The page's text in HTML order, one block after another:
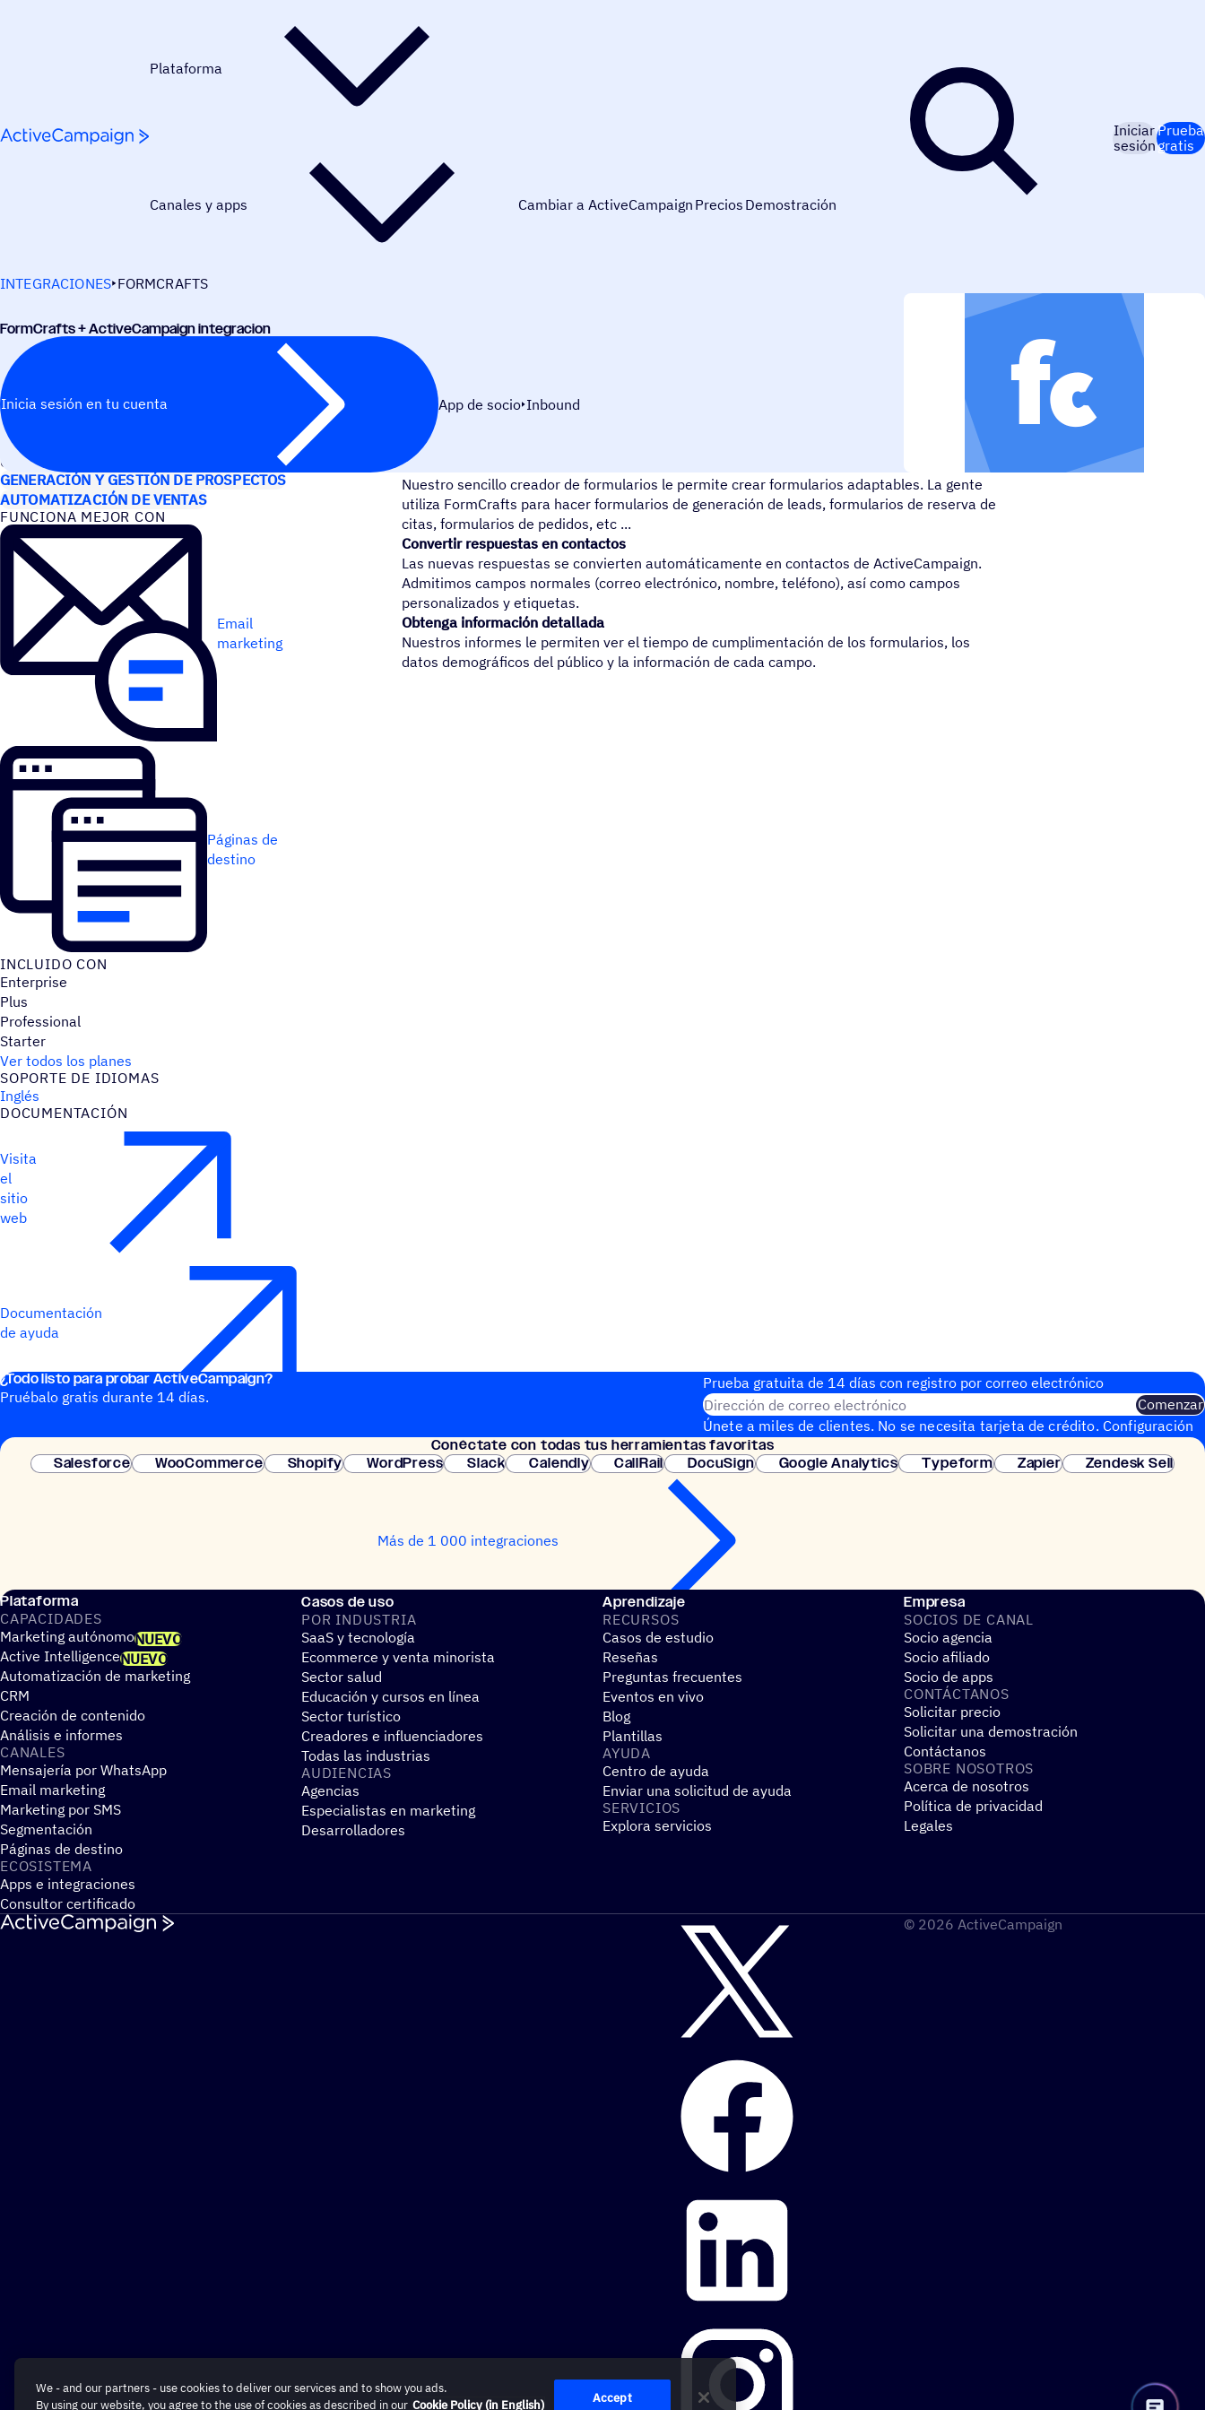
Plataforma
Canales y apps Cambiar a ActiveCampaign Precios Demostración
Iniciar
sesión
Prueba
gratis
INTEGRACIONES FORMCRAFTS
Form­Crafts + ActiveCampaign integracion
Inicia sesión en tu cuenta App de socio Inbound
CASOS DE USO
GENERACIÓN Y GESTIÓN DE PROSPECTOS
AUTOMATIZACIÓN DE VENTAS
FUNCIONA MEJOR CON
Email
marketing
Páginas de
destino
INCLUIDO CON
Enterprise
Plus
Professional
Starter
Ver todos los planes
SOPORTE DE IDIOMAS
Inglés
DOCU­MEN­TA­CIÓN
Visita
el
sitio
web
Documentación
de ayuda
Crear formularios intuitivos
Nuestro sencillo creador de formularios le permite crear formularios adaptables. La gente
utiliza FormCrafts para hacer formularios de generación de leads, formularios de reserva de
citas, formularios de pedidos, etc ...
Convertir respuestas en contactos
Las nuevas respuestas se convierten automáticamente en contactos de ActiveCampaign.
Admitimos campos normales (correo electrónico, nombre, teléfono), así como campos
personalizados y etiquetas.
Obtenga información detallada
Nuestros informes le permiten ver el tiempo de cumplimentación de los formularios, los
datos demográficos del público y la información de cada campo.
¿Todo listo para probar ActiveCampaign?
Pruébalo gratis durante 14 días.
Prueba gratuita de 14 días con regis­tro por correo electrónico
Dirección de correo electrónico
Comenzar
Únete a miles de clientes. No se necesita tarjeta de crédito. Configuración
instantánea.
Conéc­tate con todas tus herramientas favoritas
Salesforce
WooCommerce Shopify WordPress Slack Calendly CallRail DocuSign Google Analytics Typeform Zapier Zendesk Sell
Más de 1 000 integraciones
Plataforma
CAPA­CI­DA­DES
Marketing autónomoNUEVO
Active IntelligenceNUEVO
Automatización de marketing
CRM
Creación de contenido
Análisis e informes
CANALES
Mensajería por WhatsApp
Email marketing
Marketing por SMS
Segmentación
Páginas de destino
ECOSIS­TEMA
Apps e integraciones
Consultor certificado
Casos de uso
POR INDUS­TRIA
SaaS y tecnología
Ecommerce y venta minorista
Sector salud
Educación y cursos en línea
Sector turístico
Creadores e influenciadores
Todas las industrias
AUDIEN­CIAS
Agencias
Especialistas en marketing
Desarrolladores
Aprendizaje
RECUR­SOS
Casos de estudio
Reseñas
Preguntas frecuentes
Eventos en vivo
Blog
Plantillas
AYUDA
Centro de ayuda
Enviar una solicitud de ayuda
SERVI­CIOS
Explora servicios
Empresa
SOCIOS DE CANAL
Socio agencia
Socio afiliado
Socio de apps
CONTÁC­TA­NOS
Solicitar precio
Solicitar una demostración
Contáctanos
SOBRE NOSO­TROS
Acerca de nosotros
Política de privacidad
Legales
© 2026 ActiveCampaign
We - and our partners - use cookies to deliver our services and to show you ads.
By using our website, you agree to the use of cookies as described in our Cookie Policy (in English) Accept